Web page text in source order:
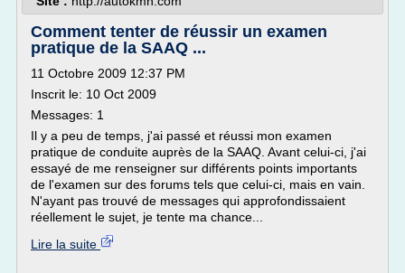
Comment tenter de réussir un examen
pratique de la SAAQ ...
11 Octobre 2009 12:37 PM
Inscrit le: 10 Oct 2009
Messages: 1
Il y a peu de temps, j'ai passé et réussi mon examen
pratique de conduite auprès de la SAAQ. Avant celui-ci, j'ai
essayé de me renseigner sur différents points importants
de l'examen sur des forums tels que celui-ci, mais en vain.
N'ayant pas trouvé de messages qui approfondissaient
réellement le sujet, je tente ma chance...
Lire la suite